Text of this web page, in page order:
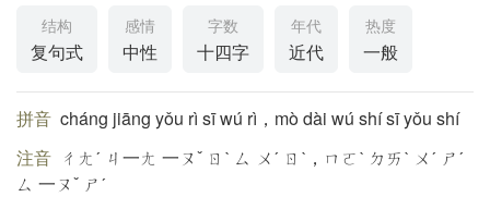
结构
复句式
感情
中性
字数
十四字
年代
近代
热度
一般
拼音 cháng jiāng yǒu rì sī wú rì，mò dài wú shí sī yǒu shí
注音 ㄔㄤˊ ㄐ一ㄤ 一ㄡˇ ㄖˋ ㄙ ㄨˊ ㄖˋ，ㄇㄛˋ ㄉㄞˋ ㄨˊ ㄕˊ
ㄙ 一ㄡˇ ㄕˊ